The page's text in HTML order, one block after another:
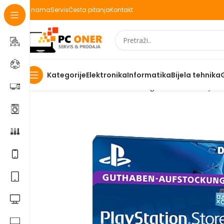
O namaServisČesta pitanjaKontakt
KategorijeElektronikaInformatikaBijela tehnika
Početna